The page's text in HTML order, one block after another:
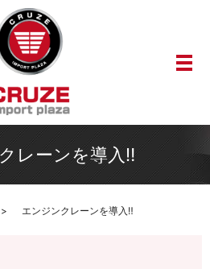
メ
レーンを導入‼
エンジンクレーンを導入‼